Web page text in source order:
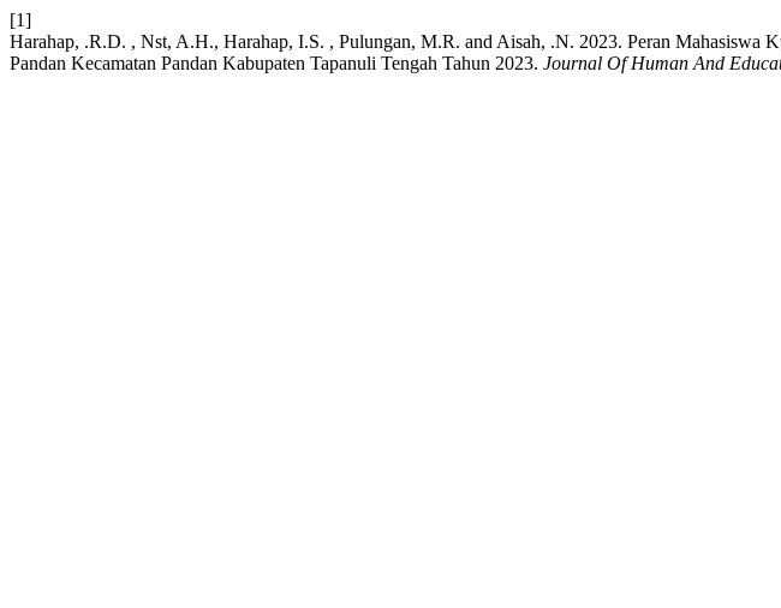
[1]
Harahap, .R.D. , Nst, A.H., Harahap, I.S. , Pulungan, M.R. and Aisah, .N. 2023. Peran
Pandan Kecamatan Pandan Kabupaten Tapanuli Tengah Tahun 2023. Journal Of Human And